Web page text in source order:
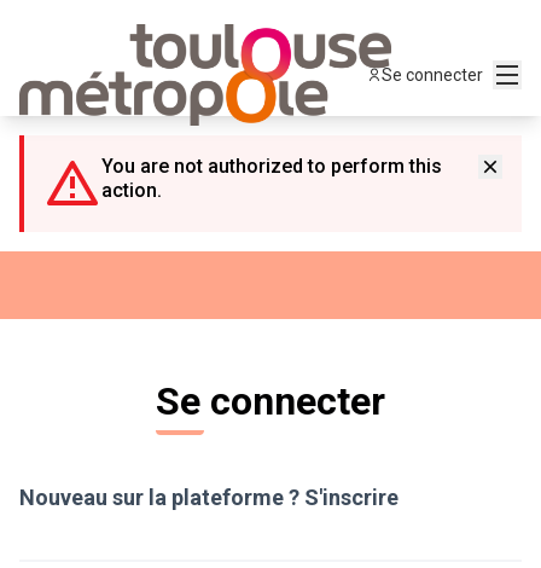
Se connecter
You are not authorized to perform this
action.
Se connecter
Nouveau sur la plateforme ? S'inscrire